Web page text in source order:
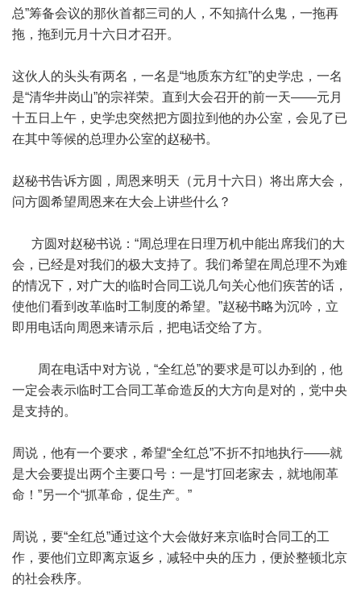
总”筹备会议的那伙首都三司的人，不知搞什么鬼，一拖再
拖，拖到元月十六日才召开。
这伙人的头头有两名，一名是“地质东方红”的史学忠，一名
是“清华井岗山”的宗祥荣。直到大会召开的前一天——元月
十五日上午，史学忠突然把方圆拉到他的办公室，会见了已
在其中等候的总理办公室的赵秘书。
赵秘书告诉方圆，周恩来明天（元月十六日）将出席大会，
问方圆希望周恩来在大会上讲些什么？
方圆对赵秘书说：“周总理在日理万机中能出席我们的大
会，已经是对我们的极大支持了。我们希望在周总理不为难
的情况下，对广大的临时合同工说几句关心他们疾苦的话，
使他们看到改革临时工制度的希望。”赵秘书略为沉吟，立
即用电话向周恩来请示后，把电话交给了方。
周在电话中对方说，“全红总”的要求是可以办到的，他
一定会表示临时工合同工革命造反的大方向是对的，党中央
是支持的。
周说，他有一个要求，希望“全红总”不折不扣地执行——就
是大会要提出两个主要口号：一是“打回老家去，就地闹革
命！”另一个“抓革命，促生产。”
周说，要“全红总”通过这个大会做好来京临时合同工的工
作，要他们立即离京返乡，减轻中央的压力，便於整顿北京
的社会秩序。